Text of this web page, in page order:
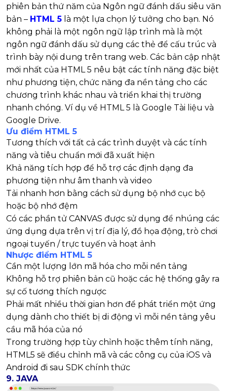
phiên bản thứ năm của Ngôn ngữ đánh dấu siêu văn
bản – HTML 5 là một lựa chọn lý tưởng cho bạn. Nó
không phải là một ngôn ngữ lập trình mà là một
ngôn ngữ đánh dấu sử dụng các thẻ để cấu trúc và
trình bày nội dung trên trang web. Các bản cập nhật
mới nhất của HTML 5 nêu bật các tính năng đặc biệt
như phương tiện, chức năng đa nền tảng cho các
chương trình khác nhau và triển khai thị trường
nhanh chóng. Ví dụ về HTML 5 là Google Tài liệu và
Google Drive.
Ưu điểm HTML 5
Tương thích với tất cả các trình duyệt và các tính
năng và tiêu chuẩn mới đã xuất hiện
Khả năng tích hợp để hỗ trợ các định dạng đa
phương tiện như âm thanh và video
Tải nhanh hơn bằng cách sử dụng bộ nhớ cục bộ
hoặc bộ nhớ đệm
Có các phần tử CANVAS được sử dụng để nhúng các
ứng dụng dựa trên vị trí địa lý, đồ họa động, trò chơi
ngoại tuyến / trực tuyến và hoạt ảnh
Nhược điểm HTML 5
Cần một lượng lớn mã hóa cho mỗi nền tảng
Không hỗ trợ phiên bản cũ hoặc các hệ thống gây ra
sự cố tương thích ngược
Phải mất nhiều thời gian hơn để phát triển một ứng
dụng dành cho thiết bị di động vì mỗi nền tảng yêu
cầu mã hóa của nó
Trong trường hợp tùy chỉnh hoặc thêm tính năng,
HTML5 sẽ điều chỉnh mã và các công cụ của iOS và
Android đi sau SDK chính thức
9. JAVA